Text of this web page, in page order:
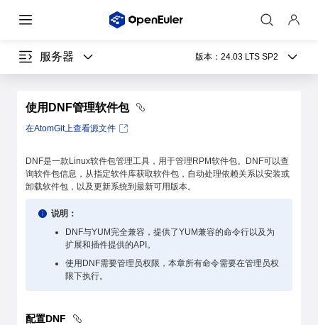
服务器 版本： 24.03 LTS SP2
使用DNF管理软件包
在AtomGit上查看源文件
DNF是一款Linux软件包管理工具，用于管理RPM软件包。DNF可以查
询软件包信息，从指定软件库获取软件包，自动处理依赖关系以安装或
卸载软件包，以及更新系统到最新可用版本。
说明：
DNF与YUM完全兼容，提供了YUM兼容的命令行以及为
扩展和插件提供的API。
使用DNF需要管理员权限，本章所有命令需要在管理员权
限下执行。
配置DNF